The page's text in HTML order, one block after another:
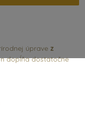
úprave z
dopĺňa dostatočne